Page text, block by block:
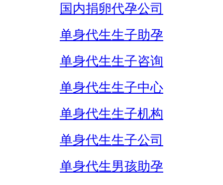
国内捐卵代孕公司
单身代生生子助孕
单身代生生子咨询
单身代生生子中心
单身代生生子机构
单身代生生子公司
单身代生男孩助孕